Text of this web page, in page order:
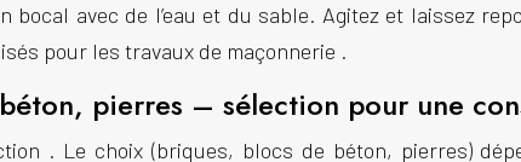
avec de l’eau et du sable. Agitez et laissez
pour les travaux de maçonnerie .
pierres – sélection pour une
. Le choix (briques, blocs de béton, pierres)